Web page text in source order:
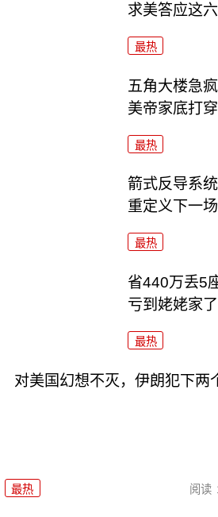
求美答应这
最热
五角大楼急
美帝家底打穿
最热
箭式反导系
重定义下一
最热
省440万丢5
亏到姥姥家了
最热
对美国幻想不灭，伊朗犯下两
最热 阅读